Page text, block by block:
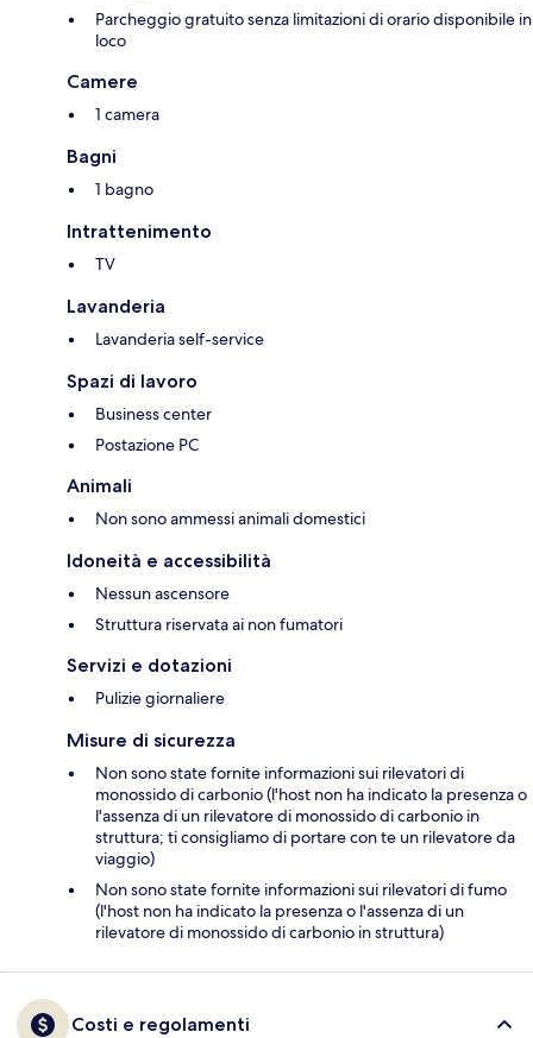
Parcheggio gratuito senza limitazioni di orario disponibile in
loco
Camere
1 camera
Bagni
1 bagno
Intrattenimento
TV
Lavanderia
Lavanderia self-service
Spazi di lavoro
Business center
Postazione PC
Animali
Non sono ammessi animali domestici
Idoneità e accessibilità
Nessun ascensore
Struttura riservata ai non fumatori
Servizi e dotazioni
Pulizie giornaliere
Misure di sicurezza
Non sono state fornite informazioni sui rilevatori di
monossido di carbonio (l'host non ha indicato la presenza o
l'assenza di un rilevatore di monossido di carbonio in
struttura; ti consigliamo di portare con te un rilevatore da
viaggio)
Non sono state fornite informazioni sui rilevatori di fumo
(l'host non ha indicato la presenza o l'assenza di un
rilevatore di monossido di carbonio in struttura)
Costi e regolamenti